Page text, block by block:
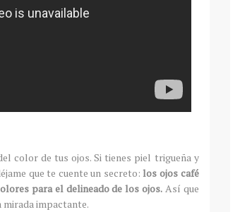
color de tus ojos. Si tienes piel trigueña y
que te cuente un secreto:los ojos café
para el delineado de los ojos.Así que
mirada impactante.